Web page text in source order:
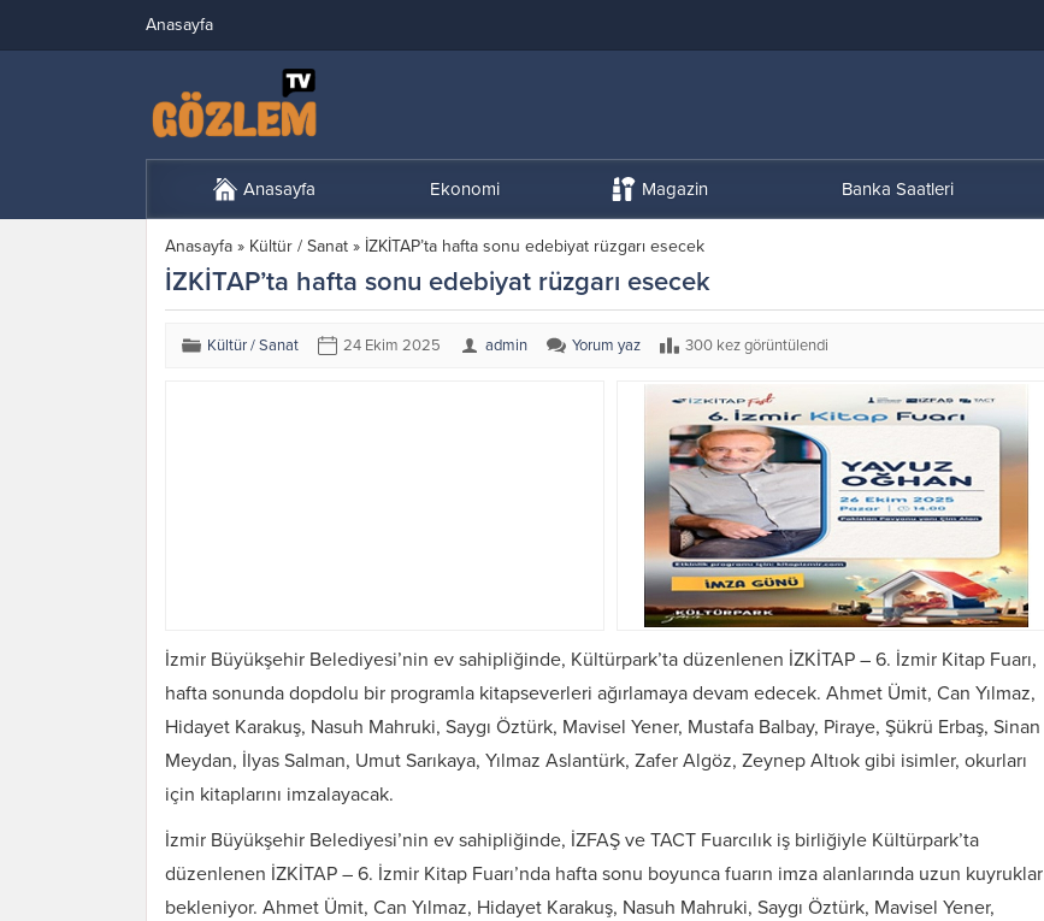
Anasayfa
Anasayfa Ekonomi Magazin Banka Saatleri
Anasayfa » Kültür / Sanat » İZKİTAP’ta hafta sonu edebiyat rüzgarı esecek
İZKİTAP’ta hafta sonu edebiyat rüzgarı esecek
Kültür / Sanat 24 Ekim 2025 admin Yorum yaz 300 kez görüntülendi
İzmir Büyükşehir Belediyesi’nin ev sahipliğinde, Kültürpark’ta düzenlenen İZKİTAP – 6. İzmir Kitap Fuarı,
hafta sonunda dopdolu bir programla kitapseverleri ağırlamaya devam edecek. Ahmet Ümit, Can Yılmaz,
Hidayet Karakuş, Nasuh Mahruki, Saygı Öztürk, Mavisel Yener, Mustafa Balbay, Piraye, Şükrü Erbaş, Sinan
Meydan, İlyas Salman, Umut Sarıkaya, Yılmaz Aslantürk, Zafer Algöz, Zeynep Altıok gibi isimler, okurları
için kitaplarını imzalayacak.
İzmir Büyükşehir Belediyesi’nin ev sahipliğinde, İZFAŞ ve TACT Fuarcılık iş birliğiyle Kültürpark’ta
düzenlenen İZKİTAP – 6. İzmir Kitap Fuarı’nda hafta sonu boyunca fuarın imza alanlarında uzun kuyruklar
bekleniyor. Ahmet Ümit, Can Yılmaz, Hidayet Karakuş, Nasuh Mahruki, Saygı Öztürk, Mavisel Yener,